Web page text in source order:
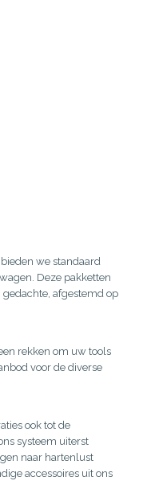
we standaard
Deze pakketten
afgestemd op
rekken om uw tools
voor de diverse
ook tot de
systeem uiterst
naar hartenlust
accessoires uit ons